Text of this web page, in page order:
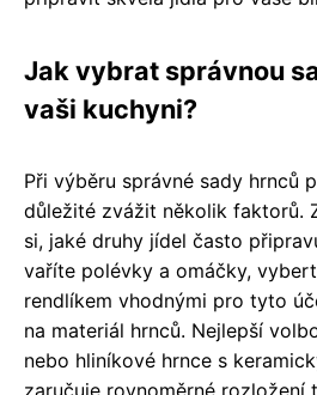
Jak vybrat správnou
vaši kuchyni?
Při výběru správné sady hrnců
důležité zvážit několik faktorů.
si, jaké druhy jídel často
vaříte polévky a omáčky,
rendlíkem vhodnými pro tyto
na materiál hrnců. Nejlepší
nebo hliníkové hrnce s
zaručuje rovnoměrné rozložení